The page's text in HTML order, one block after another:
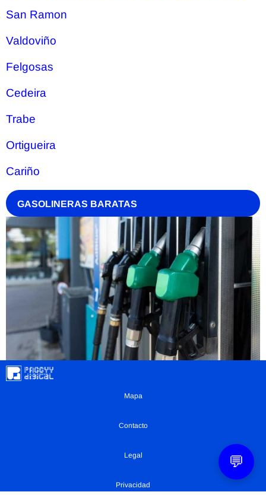
San Ramon
Valdoviño
Felgosas
Cedeira
Trabe
Ortigueira
Cariño
GASOLINERAS BARATAS
Mapa
Contacto
Legal
Privacidad
💬